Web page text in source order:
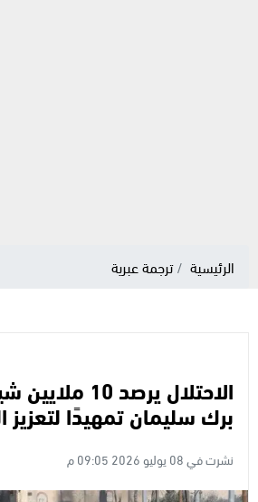
الرئيسية ترجمة عبرية
الاحتلال يرصد
برك سليمان تمهيدًا لتعزيز
نشرت في 08 يوليو 2026 09:05 م